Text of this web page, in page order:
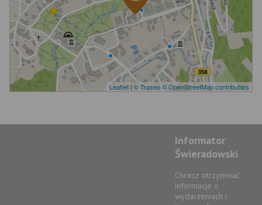
Leaflet | © Traseo© OpenStreetMap contributors
Informator
Świeradowski
Chcesz otrzymwać
informacje o
wydarzeniach i